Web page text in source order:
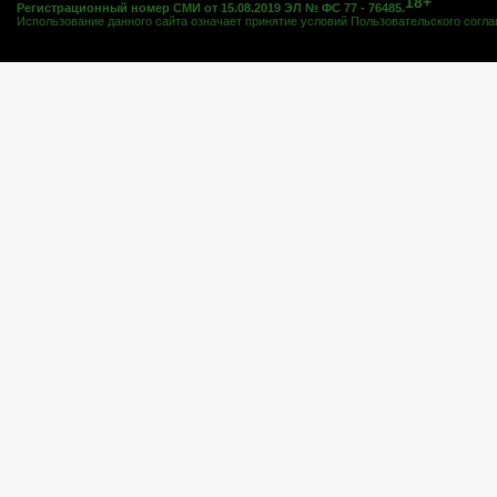
Регистрационный номер СМИ от 15.08.2019 ЭЛ № ФС 77 - 76485.
Использование данного сайта означает принятие условий Пользовательского